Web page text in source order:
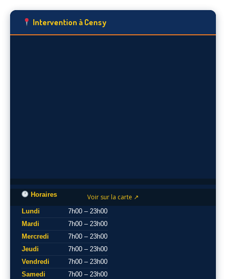
Intervention à Censy
Voir sur la carte ↗
Horaires
Lundi
7h00 – 23h00
Mardi
7h00 – 23h00
Mercredi
7h00 – 23h00
Jeudi
7h00 – 23h00
Vendredi
7h00 – 23h00
Samedi
7h00 – 23h00